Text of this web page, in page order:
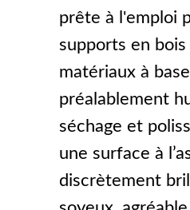
prête à l'emploi
supports en
matériaux à
préalablement
séchage et
une surface à
discrètement